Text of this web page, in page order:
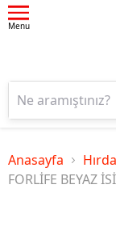
Menu
Anasayfa
FORLİFE BEYAZ